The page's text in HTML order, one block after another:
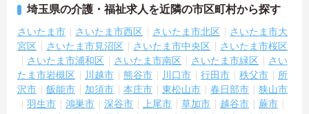
埼玉県の介護・福祉求人を近隣の市区町村から探す
さいたま市 さいたま市西区 さいたま市北区
さいたま市大
宮区
さいたま市見沼区 さいたま市中央区
さいたま市桜区
さいたま市浦和区
さいたま市南区 さいたま市緑区
さい
たま市岩槻区
川越市 熊谷市 川口市 行田市 秩父市
所
沢市
飯能市 加須市 本庄市 東松山市 春日部市
狭山市
羽生市
鴻巣市 深谷市 上尾市 草加市 越谷市
蕨市